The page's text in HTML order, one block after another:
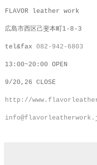
FLAVOR leather work
広島市西区己斐本町1-8-3
tel&fax 082-942-6803
13:00~20:00 OPEN
9/20,26 CLOSE
http://